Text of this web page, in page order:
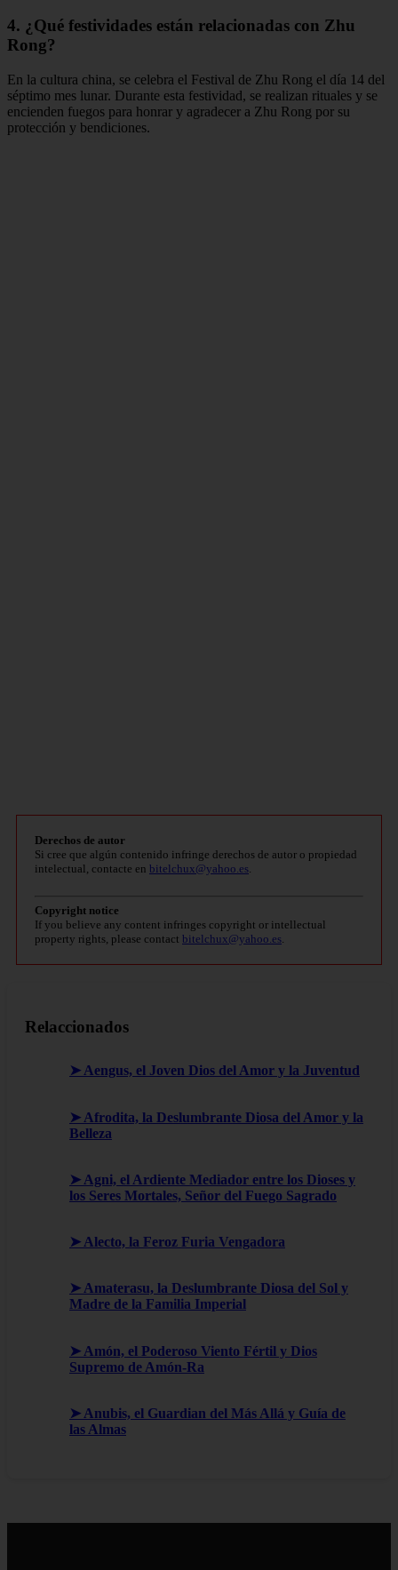
4. ¿Qué festividades están relacionadas con Zhu
Rong?
En la cultura china, se celebra el Festival de Zhu Rong el día 14 del
séptimo mes lunar. Durante esta festividad, se realizan rituales y se
encienden fuegos para honrar y agradecer a Zhu Rong por su
protección y bendiciones.
Derechos de autor
Si cree que algún contenido infringe derechos de autor o propiedad
intelectual, contacte en bitelchux@yahoo.es
Copyright notice
If you believe any content infringes copyright or intellectual
property rights, please contact bitelchux@yahoo.es
Relaccionados
➤ Aengus, el Joven Dios del Amor y la Juventud
➤ Afrodita, la Deslumbrante Diosa del Amor y la
Belleza
➤ Agni, el Ardiente Mediador entre los Dioses y
los Seres Mortales, Señor del Fuego Sagrado
➤ Alecto, la Feroz Furia Vengadora
➤ Amaterasu, la Deslumbrante Diosa del Sol y
Madre de la Familia Imperial
➤ Amón, el Poderoso Viento Fértil y Dios
Supremo de Amón-Ra
➤ Anubis, el Guardian del Más Allá y Guía de
las Almas